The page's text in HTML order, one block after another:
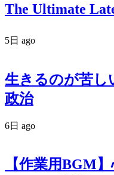
The Ultimate
5日 ago
生きるのが苦し
政治
6日 ago
【作業用BGM